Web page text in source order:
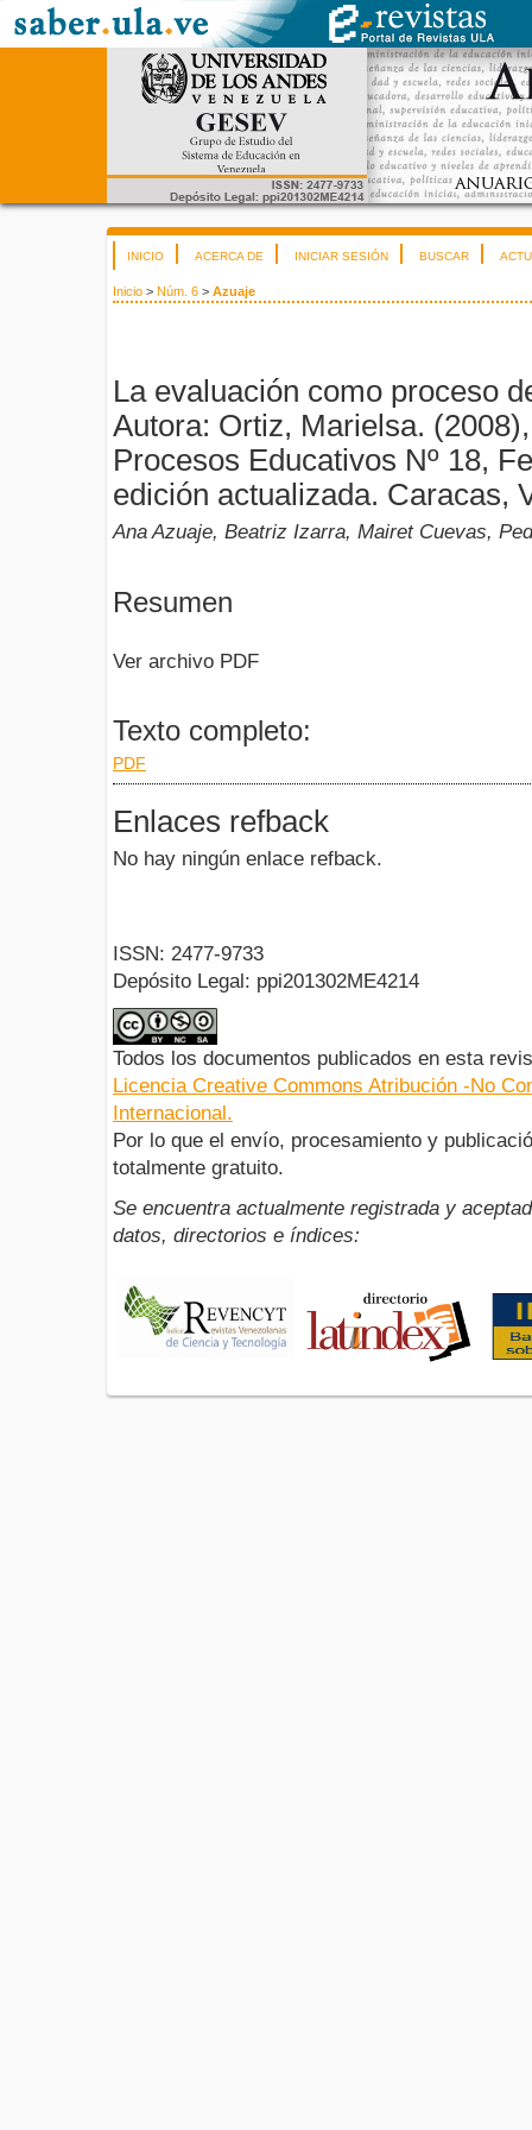
INICIO ACERCA DE INICIAR SESIÓN BUSCAR
Inicio > Núm. 6 > Azuaje
La evaluación como proceso
Autora: Ortiz, Marielsa.
Procesos Educativos Nº 18,
edición actualizada. Caracas,
Ana Azuaje, Beatriz Izarra, Mairet Cuevas,
Resumen
Ver archivo PDF
Texto completo:
PDF
Enlaces refback
No hay ningún enlace refback.
ISSN: 2477-9733
Depósito Legal: ppi201302ME4214
Todos los documentos publicados en esta
Licencia Creative Commons Atribución -No
Internacional.
Por lo que el envío, procesamiento y
totalmente gratuito.
Se encuentra actualmente registrada y
datos, directorios e índices: